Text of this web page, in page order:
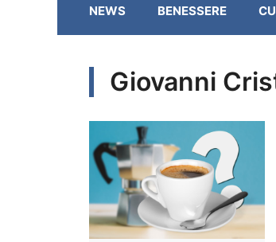
NEWS BENESSERE
Giovanni